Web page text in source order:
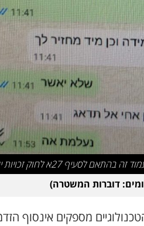
לסעיף 27א לחוק זכויות יוצרים
דוברות המשטרה)
מספקים אינסוף